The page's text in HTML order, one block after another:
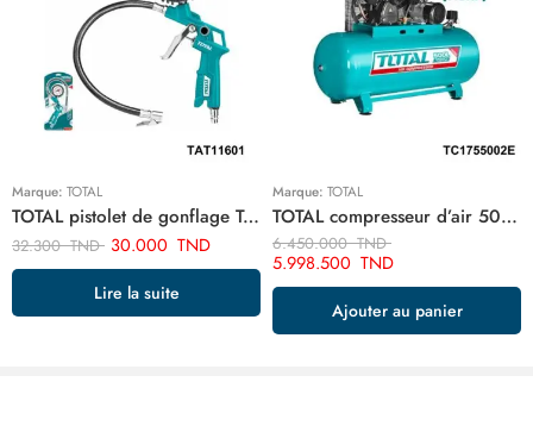
Marque: TOTAL
TOTAL pistolet de gonflage TAT11601
32.300TND 30.000 TND
Lire la suite
Marque: TOTAL
TOTAL compresseur d’air 500 litre 7.5hp TC1755002E
6.450.000TND
5.998.500 TND
Ajouter au panier